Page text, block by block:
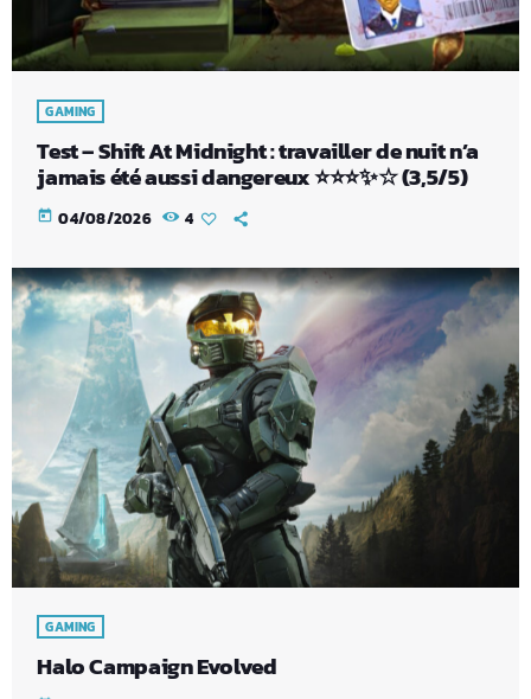
GAMING
Test – Shift At Midnight : travailler de nuit n’a
jamais été aussi dangereux ⭐⭐⭐✨☆ (3,5/5)
today 04/08/2026 4
GAMING
Halo Campaign Evolved